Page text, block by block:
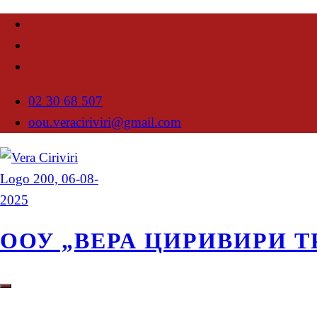
02 30 68 507
oou.veraciriviri@gmail.com
ООУ „ВЕРА ЦИРИВИРИ